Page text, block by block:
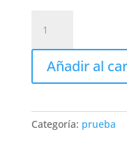
cantidad
Añadir al
Categoría: prueba